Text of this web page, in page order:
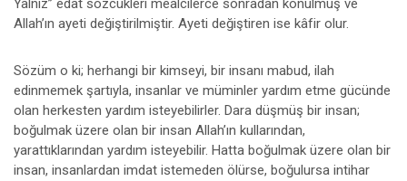
Yalnız’’ edat sözcükleri mealcilerce sonradan konulmuş ve
Allah’ın ayeti değiştirilmiştir. Ayeti değiştiren ise kâfir olur.
Sözüm o ki; herhangi bir kimseyi, bir insanı mabud, ilah
edinmemek şartıyla, insanlar ve müminler yardım etme gücünde
olan herkesten yardım isteyebilirler. Dara düşmüş bir insan;
boğulmak üzere olan bir insan Allah’ın kullarından,
yarattıklarından yardım isteyebilir. Hatta boğulmak üzere olan bir
insan, insanlardan imdat istemeden ölürse, boğulursa intihar